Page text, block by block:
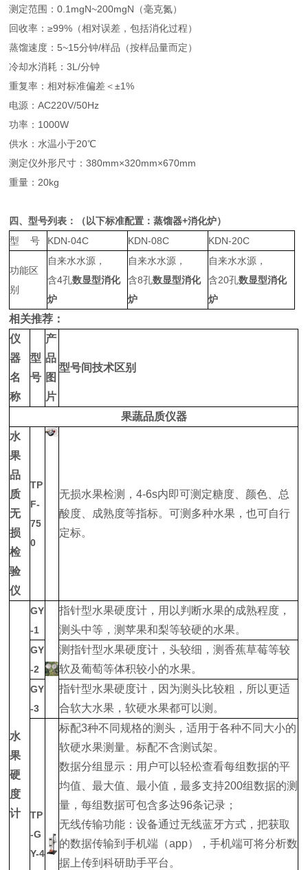
测定范围：0.1mgN~200mgN（毫克氮）
回收率：≥99%（相对误差，包括消化过程）
蒸馏速度：5~15分钟/样品（按样品量而定）
冷却水消耗：3L/分钟
重复率：相对标准偏差＜±1%
电源：AC220V/50Hz
功率：1000W
供水：水温小于20℃
测定仪外形尺寸：380mm×320mm×670mm
重量：20kg
四、型号列表：（以下标准配置：蒸馏器+消化炉）
型 号
KDN-04C KDN-08C KDN-20C
功能区
别
自来水水源，
含4孔数显型消化
炉
自来水水源，
含8孔数显型消化
炉
自来水水源，
含20孔数显型消化
炉
相关推荐：
仪
器
名
称
型
号
产
品
图
片
型号间技术区别
果蔬品质仪器
水
果
品
质
无
损
检
验
仪
TP
F-
75
0
无损水果检测，4-6s内即可测定糖度、颜色、总
酸度、成熟度等指标。可测多种水果，也可自行
定标。
水
果
硬
度
计
GY
-1
指针型水果硬度计，用以判断水果的成熟程度，
测头中等，测苹果和梨等较硬的水果。
GY
-2
测指针型水果硬度计，头较细，测香蕉草莓等较
软及葡萄等体积较小的水果。
GY
-3
指针型水果硬度计，因为测头比较粗，所以更适
合软大水果，软硬水果都可以测。
TP
-G
Y-4
标配3种不同规格的测头，适用于各种不同大小的
软硬水果测量。标配不含测试架。
数据分组显示：用户可以轻松查看每组数据的平
均值、最大值、最小值，最多支持200组数据的测
量，每组数据可包含多达96条记录；
无线传输功能：设备通过无线蓝牙方式，把获取
的数据传输到手机端（app），手机端可将分析数
据上传到科研助手平台。